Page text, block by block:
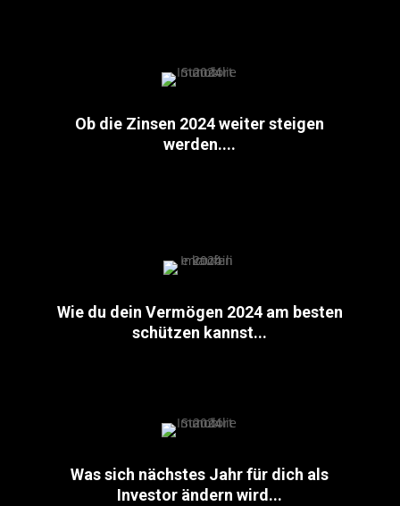
Ob die Zinsen 2024 weiter steigen
werden....
Wie du dein Vermögen 2024 am besten
schützen kannst...
Was sich nächstes Jahr für dich als
Investor ändern wird...